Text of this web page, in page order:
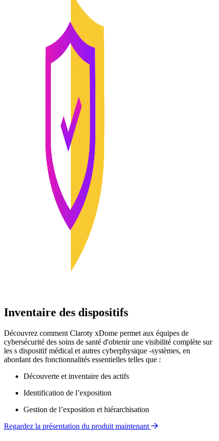
Inventaire des dispositifs
Découvrez comment Claroty xDome permet aux équipes de
cybersécurité des soins de santé d'obtenir une visibilité complète sur
les s dispositif médical et autres cyberphysique -systèmes, en
abordant des fonctionnalités essentielles telles que :
Découverte et inventaire des actifs
Identification de l’exposition
Gestion de l’exposition et hiérarchisation
Regardez la présentation du produit maintenant